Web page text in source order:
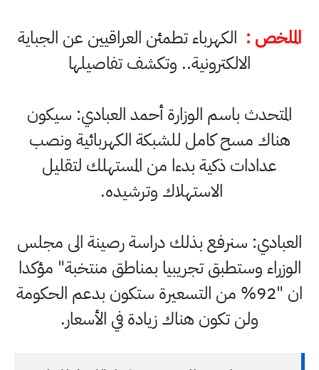
الملخص : الكهرباء تطمئن العراقيين عن الجباية
الالكترونية.. وتكشف تفاصيلها
المتحدث باسم الوزارة أحمد العبادي: سيكون
هناك مسح كامل للشبكة الكهربائية ونصب
عدادات ذكية بدءا من المستهلك لتقليل
الاستهلاك وترشيده.
العبادي: سنرفع بذلك دراسة رصينة الى مجلس
الوزراء وستطبق تجريبيا بمناطق منتخبة" مؤكدا
ان "92% من التسعيرة ستكون بدعم الحكومة
ولن تكون هناك زيادة في الأسعار.